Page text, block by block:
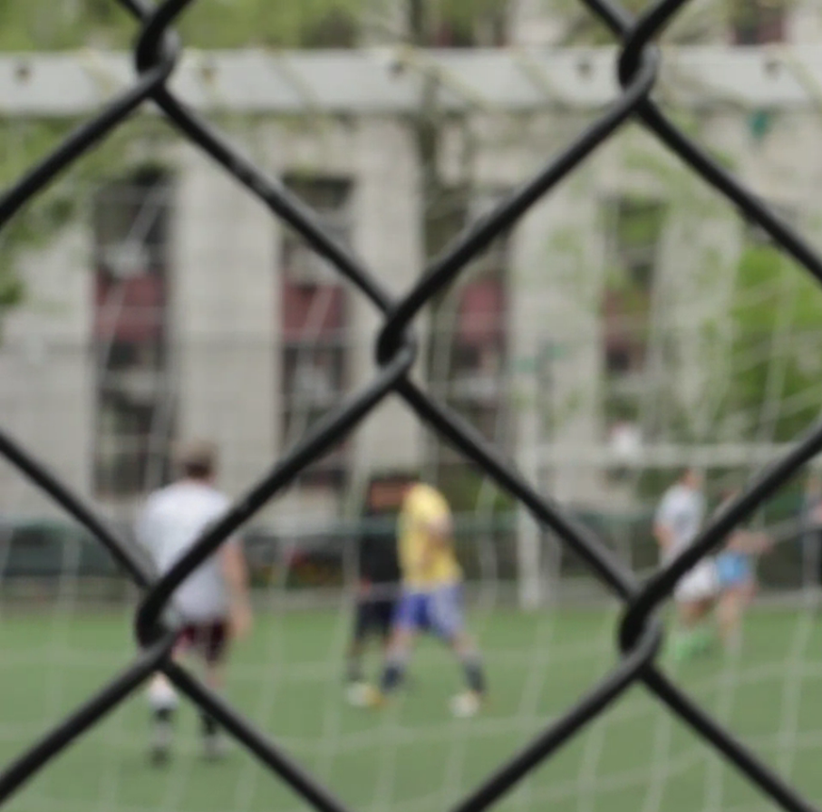
News
Veranstaltungen
Lokale Clubs
Über diese Seite
Turnier: Football
INFOS
21.10.2023
20:00
Stade Municipal (Terrain synthétique)
Dames Ligue 1
Déifferdeng 03
VS
Racing FC
Union
Luxembourg